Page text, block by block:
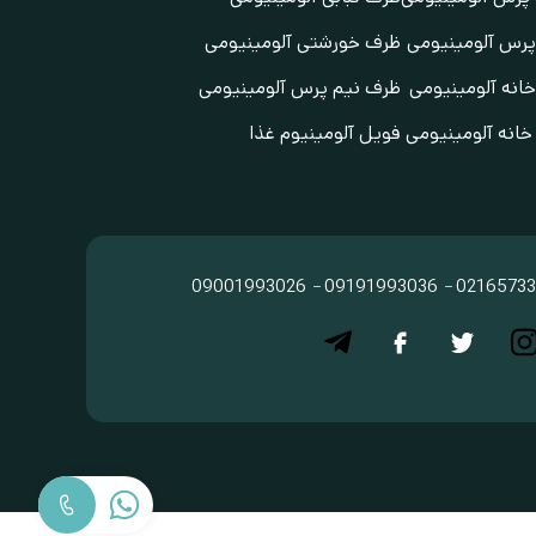
آلومینیومی
آلومینیومی
آلومینیومی
ظرف خورشتی آلومینیومی
ظرف نیم پرس آلومینیومی
فویل آلومینیوم غذا
09191993036
09001993026